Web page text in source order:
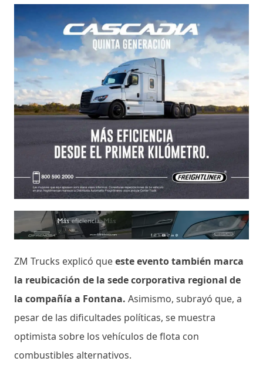
ZM Trucks explicó queeste evento también marca
la reubicación de la sede corporativa regional de
la compañía a Fontana. Asimismo, subrayó que, a
pesar de las dificultades políticas, se muestra
optimista sobre los vehículos de flota con
combustibles alternativos.